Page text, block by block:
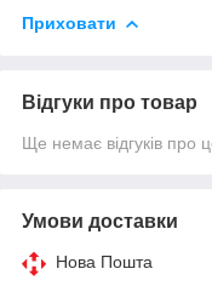
Приховати
Відгуки про товар
Ще немає відгуків про
Умови доставки
Нова Пошта